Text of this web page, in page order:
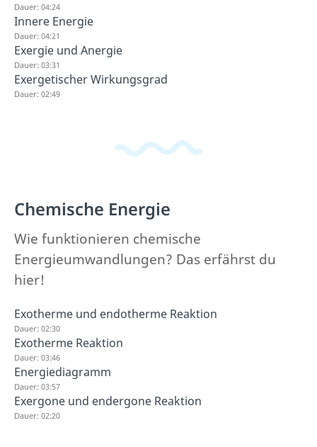
Dauer: 04:24
Innere Energie
Dauer: 04:21
Exergie und Anergie
Dauer: 03:31
Exergetischer Wirkungsgrad
Dauer: 02:49
Chemische Energie
Wie funktionieren chemische
Energieumwandlungen? Das erfährst du
hier!
Exotherme und endotherme Reaktion
Dauer: 02:30
Exotherme Reaktion
Dauer: 03:46
Energiediagramm
Dauer: 03:57
Exergone und endergone Reaktion
Dauer: 02:20